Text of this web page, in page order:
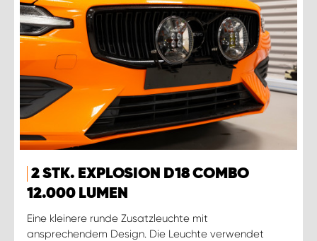
2 STK. EXPLOSION D18 COMBO
12.000 LUMEN
Eine kleinere runde Zusatzleuchte mit
ansprechendem Design. Die Leuchte verwendet